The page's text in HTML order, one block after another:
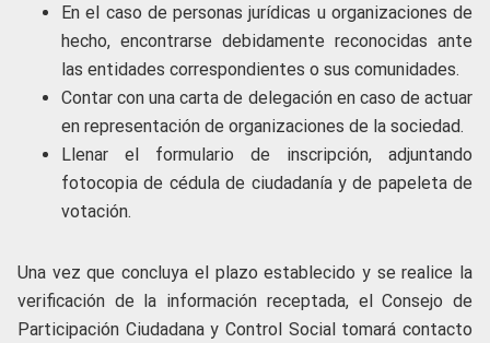
En el caso de personas jurídicas u organizaciones de
hecho, encontrarse debidamente reconocidas ante
las entidades correspondientes o sus comunidades.
Contar con una carta de delegación en caso de actuar
en representación de organizaciones de la sociedad.
Llenar el formulario de inscripción, adjuntando
fotocopia de cédula de ciudadanía y de papeleta de
votación.
Una vez que concluya el plazo establecido y se realice la
verificación de la información receptada, el Consejo de
Participación Ciudadana y Control Social tomará contacto